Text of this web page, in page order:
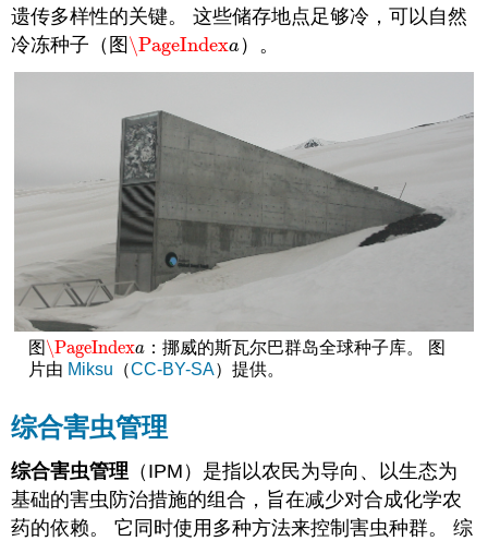
遗传多样性的关键。 这些储存地点足够冷，可以自然
冷冻种子（图 \PageIndexa
\PageIndexa）。
图\PageIndexa
\PageIndexa ：挪威的斯瓦尔巴群岛全球种子库。 图
片由 Miksu （CC-BY-SA）提供。
综合害虫管理
综合害虫管理 （IPM）是指以农民为导向、以生态为
基础的害虫防治措施的组合，旨在减少对合成化学农
药的依赖。 它同时使用多种方法来控制害虫种群。 综